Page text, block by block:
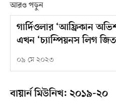
আরও পড়ুন
গার্দিওলার ‘আফ্রিকান
এখন ‘চ্যাম্পিয়নস লিগ
০৯ মে ২০২৩
বায়ার্ন মিউনিখ: ২০১৯-২০